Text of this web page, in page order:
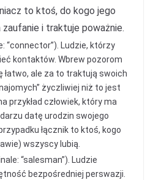
to ktoś, do kogo jego
zaufanie i traktuje poważnie.
“connector”). Ludzie, którzy
kontaktów. Wbrew pozorom
łatwo, ale za to traktują swoich
życzliwiej niż to jest
przykład człowiek, który ma
datę urodzin swojego
łącznik to ktoś, kogo
wszyscy lubią.
“salesman”). Ludzie
bezpośredniej perswazji.